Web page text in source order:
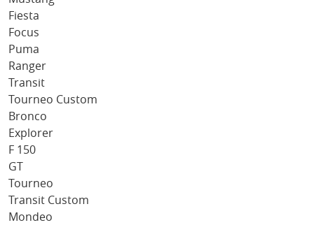
Fiesta
Focus
Puma
Ranger
Transit
Tourneo Custom
Bronco
Explorer
F 150
GT
Tourneo
Transit Custom
Mondeo